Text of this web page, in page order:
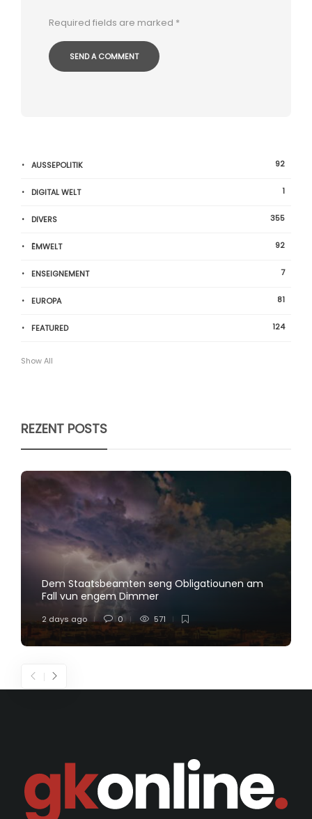
Required fields are marked *
AUSSEPOLITIK 92
DIGITAL WELT 1
DIVERS 355
ËMWELT 92
ENSEIGNEMENT 7
EUROPA 81
FEATURED 124
Show All
REZENT POSTS
Dem Staatsbeamten seng Obligatiounen am
Fall vun engem Dimmer
2 days ago 0 571